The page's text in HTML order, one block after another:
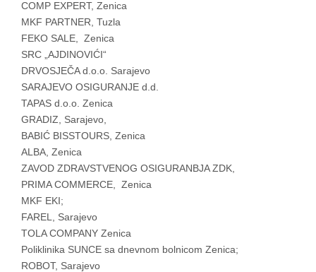
COMP EXPERT, Zenica
MKF PARTNER, Tuzla
FEKO SALE, Zenica
SRC „AJDINOVIĆI“
DRVOSJEČA d.o.o. Sarajevo
SARAJEVO OSIGURANJE d.d.
TAPAS d.o.o. Zenica
GRADIZ, Sarajevo,
BABIĆ BISSTOURS, Zenica
ALBA, Zenica
ZAVOD ZDRAVSTVENOG OSIGURANBJA ZDK,
PRIMA COMMERCE, Zenica
MKF EKI;
FAREL, Sarajevo
TOLA COMPANY Zenica
Poliklinika SUNCE sa dnevnom bolnicom Zenica;
ROBOT, Sarajevo